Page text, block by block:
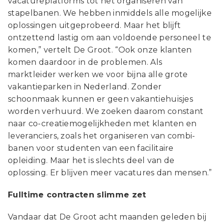
stapelbanen. We hebben inmiddels alle mogelijke
oplossingen uitgeprobeerd. Maar het blijft
ontzettend lastig om aan voldoende personeel te
komen,” vertelt De Groot. “Ook onze klanten
komen daardoor in de problemen. Als
marktleider werken we voor bijna alle grote
vakantieparken in Nederland. Zonder
schoonmaak kunnen er geen vakantiehuisjes
worden verhuurd. We zoeken daarom constant
naar co-creatiemogelijkheden met klanten en
leveranciers, zoals het organiseren van combi-
banen voor studenten van een facilitaire
opleiding. Maar het is slechts deel van de
oplossing. Er blijven meer vacatures dan mensen.”
Fulltime contracten slimme zet
Vandaar dat De Groot acht maanden geleden bij